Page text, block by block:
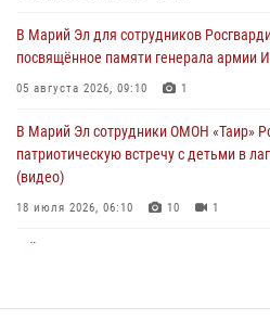
Сотрудники Центра лицензионно-
Управления Росгвардии по Республике
04 августа 2026, 06:46
В Марий Эл для сотрудников
посвящённое памяти генерала армии
05 августа 2026, 09:10 1
В Марий Эл сотрудники ОМОН «Таир»
патриотическую встречу с детьми в
(видео)
18 июля 2026, 06:10 10 1